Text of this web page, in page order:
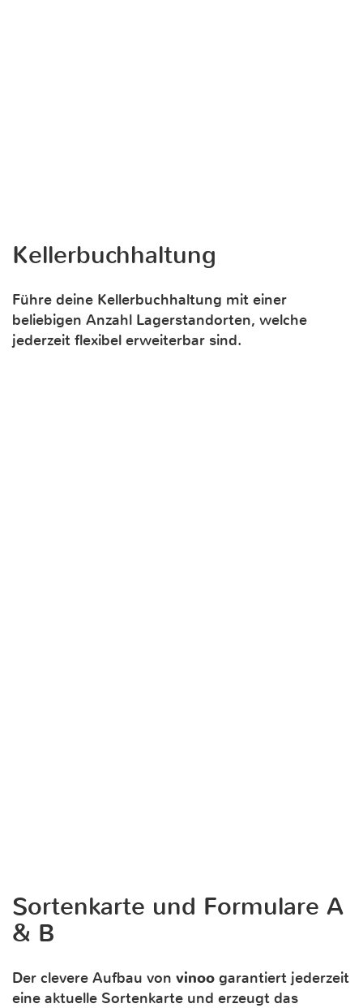
Kellerbuchhaltung
Führe deine Kellerbuchhaltung mit einer
beliebigen Anzahl Lagerstandorten, welche
jederzeit flexibel erweiterbar sind.
Sortenkarte und Formulare A
& B
Der clevere Aufbau von vinoo garantiert jederzeit
eine aktuelle Sortenkarte und erzeugt das